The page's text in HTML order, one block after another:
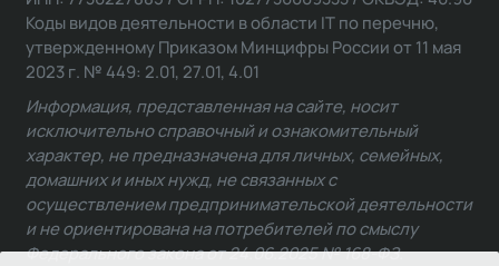
Коды видов деятельности в области IT по перечню,
утвержденному Приказом Минцифры России от 11 мая
2023 г. № 449: 2.01, 27.01, 4.01
Информация, представленная на сайте, носит
исключительно справочный и ознакомительный
характер, не предназначена для личных, семейных,
домашних и иных нужд, не связанных с
осуществлением предпринимательской деятельности
и не ориентирована на потребителей по смыслу
Федерального закона от 24.06.2025 № 168-ФЗ.